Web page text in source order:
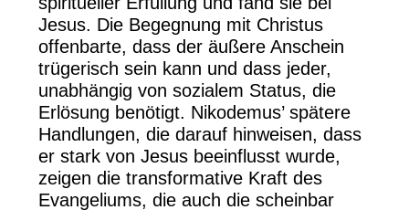
Jesus. Die Begegnung mit Christus
offenbarte, dass der äußere Anschein
trügerisch sein kann und dass jeder,
unabhängig von sozialem Status, die
Erlösung benötigt. Nikodemus’ spätere
Handlungen, die darauf hinweisen, dass
er stark von Jesus beeinflusst wurde,
zeigen die transformative Kraft des
Evangeliums, die auch die scheinbar